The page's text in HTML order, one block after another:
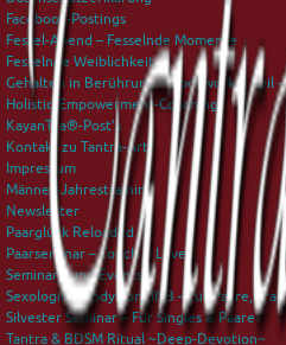
Facebook-Postings
Fessel-Abend – Fesselnde Momente
Fesselnde Weiblichkeit
Gehalten in Berührung – Bodywork & Seil
Holistic-Empowerment-Coaching
KayanTra®-Post’s
Kontakt zu Tantra-Art
Impressum
Männer-Jahrestraining
Newsletter
Paarglück Reloaded
Paarseminar – Touch is Love
Seminare und Events
Sexological Bodywork IISB – für Paare,
Silvester Seminar – Für Singles & Paare
Tantra & BDSM Ritual ~Deep-Devotion~